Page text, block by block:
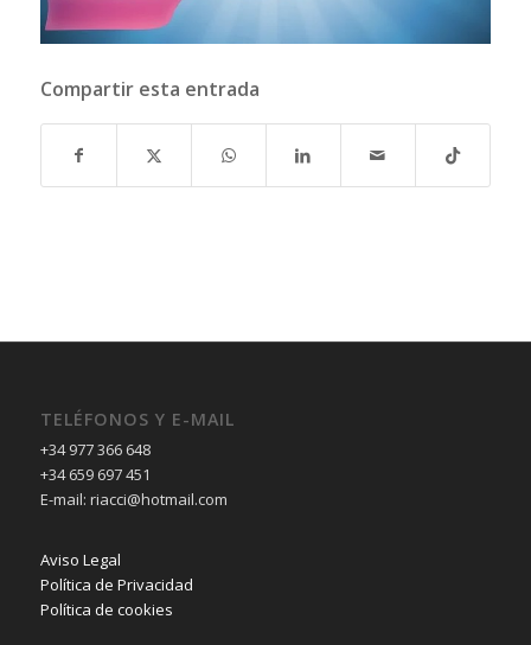
Compartir esta entrada
TELÉFONOS Y E-MAIL
+34 977 366 648
+34 659 697 451
E-mail: riacci@hotmail.com
Aviso Legal
Política de Privacidad
Política de cookies